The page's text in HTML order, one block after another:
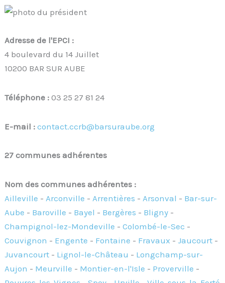
Adresse de l'EPCI :
4 boulevard du 14 Juillet
10200 BAR SUR AUBE
Téléphone :03 25 27 81 24
E-mail :contact.ccrb@barsuraube.org
27 communes adhérentes
Nom des communes adhérentes :
Ailleville -Arconville -Arrentières -Arsonval - Bar-sur-
Aube - Baroville - Bayel - Bergères - Bligny -
Champignol-lez-Mondeville -Colombé-le-Sec -
Couvignon - Engente - Fontaine - Fravaux -Jaucourt -
Juvancourt - Lignol-le-Château - Longchamp-sur-
Aujon - Meurville - Montier-en-l'Isle - Proverville -